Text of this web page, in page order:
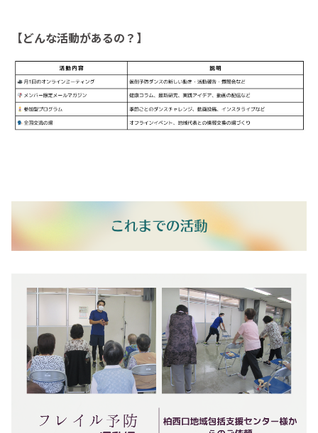
【どんな活動があるの？】